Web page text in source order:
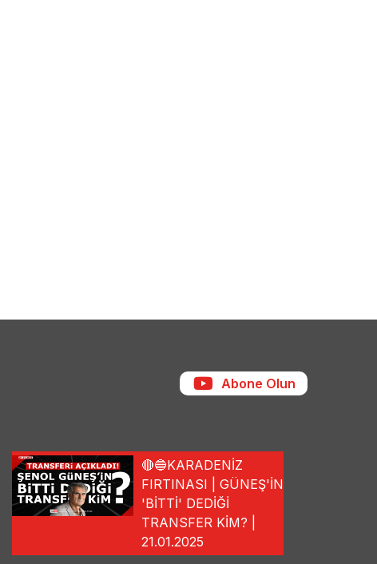
Abone Olun
🔴🔵KARADENİZ
FIRTINASI | GÜNEŞ'İN
'BİTTİ' DEDİĞİ
TRANSFER KİM? |
21.01.2025